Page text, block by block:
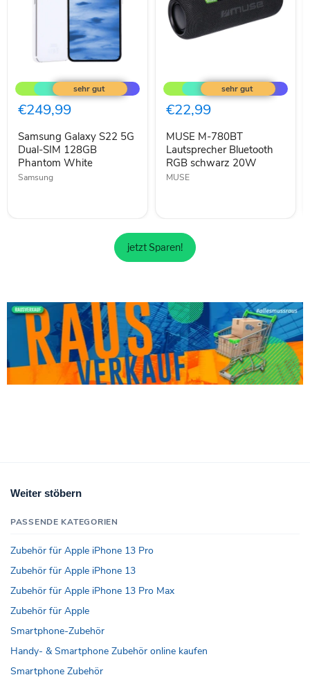
Galaxy
S22
5G
Dual-
128GB
Phantom
White
€249,99
Samsung Galaxy S22 5G
Dual-SIM 128GB
Phantom White
Samsung
M-
780BT
Lautsprecher
Bluetooth
schwarz
20W
€22,99
MUSE M-780BT
Lautsprecher Bluetooth
RGB schwarz 20W
MUSE
jetzt Sparen!
Weiter stöbern
PASSENDE KATEGORIEN
Zubehör für Apple iPhone 13 Pro
Zubehör für Apple iPhone 13
Zubehör für Apple iPhone 13 Pro Max
Zubehör für Apple
Smartphone-Zubehör
Handy- & Smartphone Zubehör online kaufen
Smartphone Zubehör